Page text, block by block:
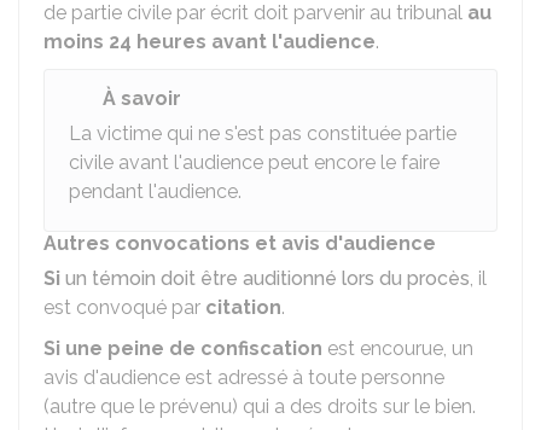
de partie civile par écrit doit parvenir au tribunal au
moins 24 heures avant l'audience.
À savoir
La victime qui ne s'est pas constituée partie
civile avant l'audience peut encore le faire
pendant l'audience.
Autres convocations et avis d'audience
Si un témoin doit être auditionné lors du procès, il
est convoqué par citation.
Si une peine de confiscation est encourue, un
avis d'audience est adressé à toute personne
(autre que le prévenu) qui a des droits sur le bien.